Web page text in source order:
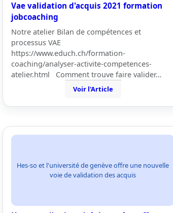
Vae validation d'acquis 2021 formation
jobcoaching
Notre atelier Bilan de compétences et
processus VAE
https://www.educh.ch/formation-
coaching/analyser-activite-competences-
atelier.html Comment trouve faire valider…
Voir l'Article
Hes-so et l'université de genève offre une nouvelle
voie de validation des acquis